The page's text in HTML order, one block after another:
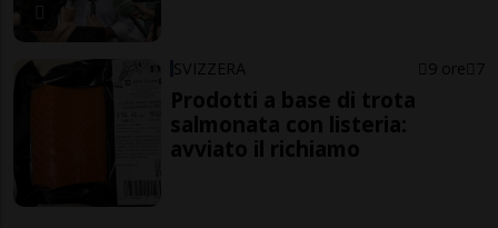
SVIZZERA 9 ore 7
Prodotti a base di trota
salmonata con listeria:
avviato il richiamo